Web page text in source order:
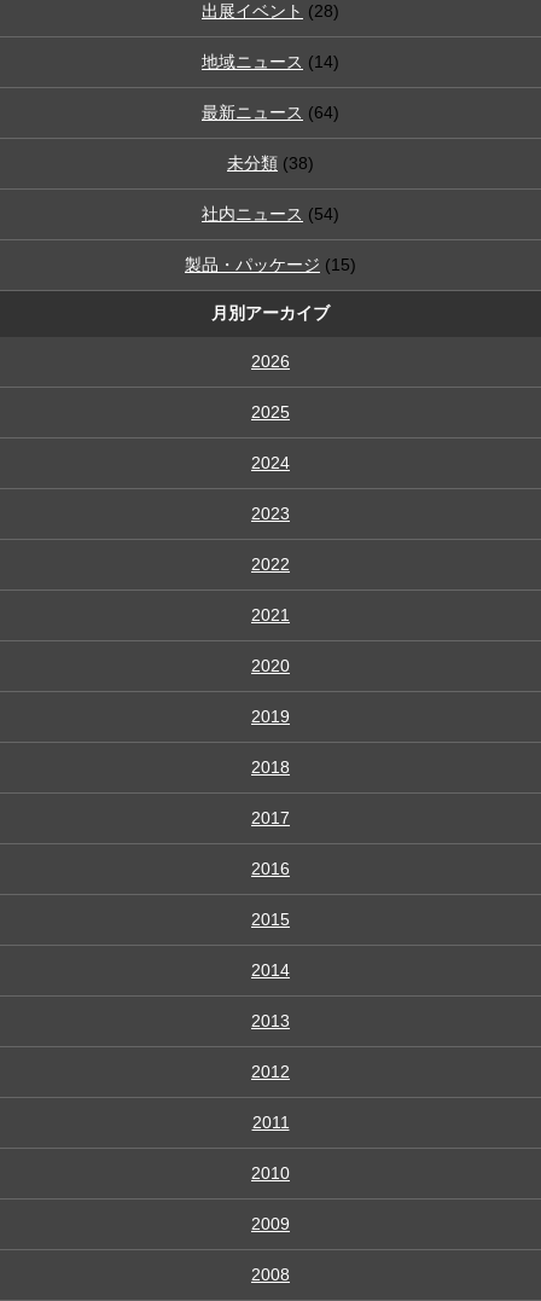
出展イベント (28)
地域ニュース (14)
最新ニュース (64)
未分類 (38)
社内ニュース (54)
製品・パッケージ (15)
月別アーカイブ
2026
2025
2024
2023
2022
2021
2020
2019
2018
2017
2016
2015
2014
2013
2012
2011
2010
2009
2008